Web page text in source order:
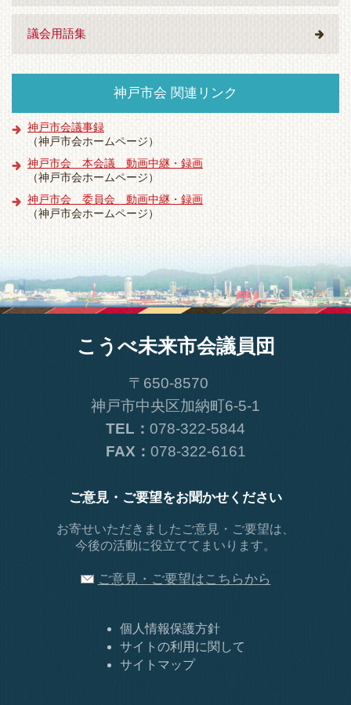
議会用語集
神戸市会 関連リンク
神戸市会議事録
（神戸市会ホームページ）
神戸市会 本会議 動画中継・録画
（神戸市会ホームページ）
神戸市会 委員会 動画中継・録画
（神戸市会ホームページ）
こうべ未来市会議員団
〒650-8570
神戸市中央区加納町6-5-1
TEL： 078-322-5844
FAX： 078-322-6161
ご意見・ご要望をお聞かせください
お寄せいただきましたご意見・ご要望は、
今後の活動に役立ててまいります。
ご意見・ご要望はこちらから
個人情報保護方針
サイトの利用に関して
サイトマップ